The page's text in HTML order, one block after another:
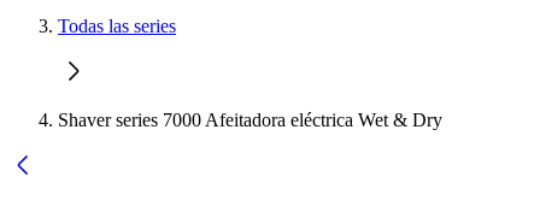
Todas las series
Shaver series 7000 Afeitadora eléctrica Wet & Dry